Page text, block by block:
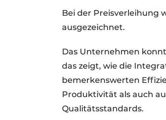
Bei der Preisverleihung
ausgezeichnet.
Das Unternehmen
das zeigt, wie die
bemerkenswerten
Produktivität als auch
Qualitätsstandards.